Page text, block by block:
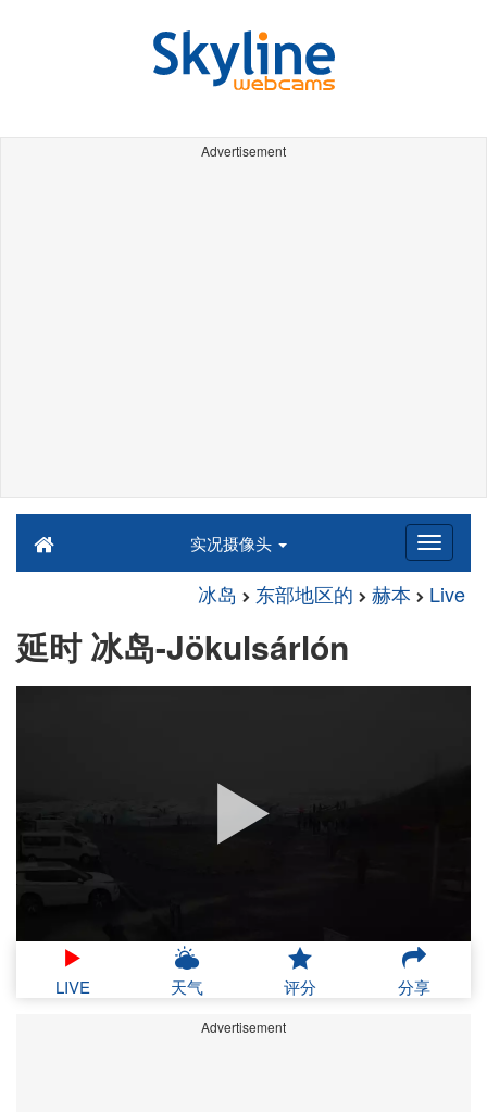
Advertisement
实况摄像头
冰岛 东部地区的 赫本 Live
延时 冰岛-Jökulsárlón
LIVE 天气 评分 分享
Advertisement